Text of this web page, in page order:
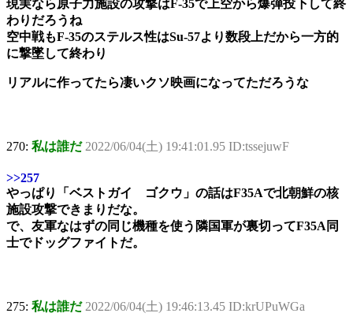
現実なら原子力施設の攻撃はF-35で上空から爆弾投下して終
わりだろうね
空中戦もF-35のステルス性はSu-57より数段上だから一方的
に撃墜して終わり
リアルに作ってたら凄いクソ映画になってただろうな
270: 私は誰だ 2022/06/04(土) 19:41:01.95 ID:tssejuwF
>>257
やっぱり「ベストガイ ゴクウ」の話はF35Aで北朝鮮の核
施設攻撃できまりだな。
で、友軍なはずの同じ機種を使う隣国軍が裏切ってF35A同
士でドッグファイトだ。
275: 私は誰だ 2022/06/04(土) 19:46:13.45 ID:krUPuWGa